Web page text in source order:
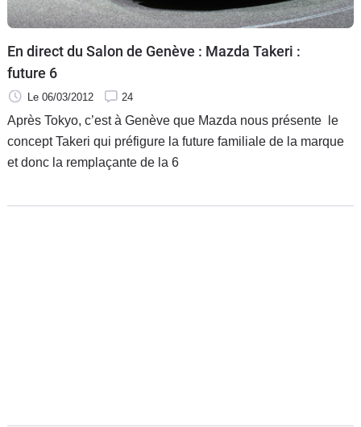
Forum
Moto
Marques
En direct du Salon de Genève : Mazda Takeri :
future 6
Le 06/03/2012 24
Après Tokyo, c’est à Genève que Mazda nous présente le
concept Takeri qui préfigure la future familiale de la marque
et donc la remplaçante de la 6